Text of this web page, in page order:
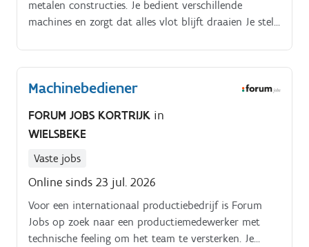
metalen constructies. Je bedient verschillende
machines en zorgt dat alles vlot blijft draaien Je stelt
en controleert de afgewerkte stukken. Je houdt je
bezig met het snijden, plooien en ponsen van metaal,
telkens volgens technische tekeningen Je draagt mee
ervoor dat alles nauwkeurig en kwalitatief wordt
afgewerkt.
Machinebediener
FORUM JOBS KORTRIJK in
WIELSBEKE
Vaste jobs
Online sinds 23 jul. 2026
Voor een internationaal productiebedrijf is Forum
Jobs op zoek naar een productiemedewerker met
technische feeling om het team te versterken. Je